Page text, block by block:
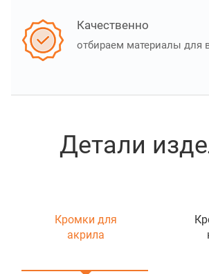
Качественно
отбираем материалы для
Детали
Кромки для
акрила